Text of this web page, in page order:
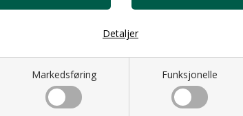
Markedsføring Funksjonelle
Detaljer